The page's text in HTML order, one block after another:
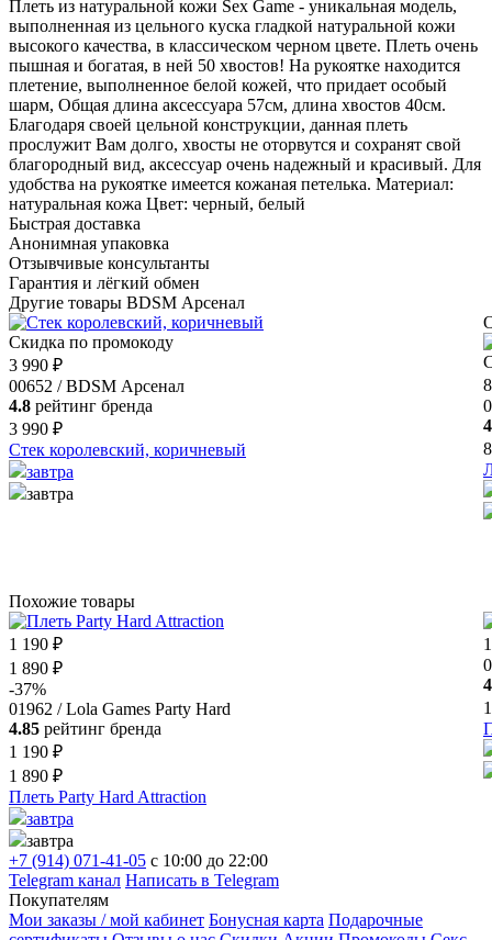
Плеть из натуральной кожи Sex Game - уникальная модель,
выполненная из цельного куска гладкой натуральной кожи
высокого качества, в классическом черном цвете. Плеть очень
пышная и богатая, в ней 50 хвостов! На рукоятке находится
плетение, выполненное белой кожей, что придает особый
шарм, Общая длина аксессуара 57см, длина хвостов 40см.
Благодаря своей цельной конструкции, данная плеть
прослужит Вам долго, хвосты не оторвутся и сохранят свой
благородный вид, аксессуар очень надежный и красивый. Для
удобства на рукоятке имеется кожаная петелька. Материал:
натуральная кожа Цвет: черный, белый
Быстрая доставка
Анонимная упаковка
Отзывчивые консультанты
Гарантия и лёгкий обмен
Другие товары BDSM Арсенал
Скидка по промокоду
3 990 ₽
00652 / BDSM Арсенал
4.8 рейтинг бренда
3 990 ₽
Стек королевский, коричневый
завтра
завтра
Похожие товары
1 190 ₽
1 890 ₽
-37%
01962 / Lola Games Party Hard
4.85 рейтинг бренда
1 190 ₽
1 890 ₽
Плеть Party Hard Attraction
завтра
завтра
+7 (914) 071-41-05 c 10:00 до 22:00
Telegram канал Написать в Telegram
Покупателям
Мои заказы / мой кабинет Бонусная карта Подарочные